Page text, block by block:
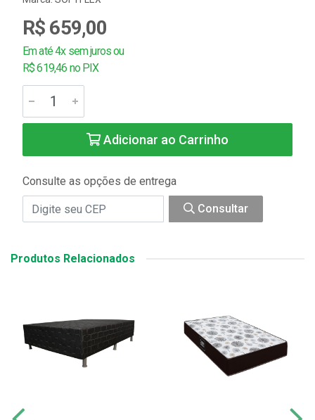
R$ 659,00
Em até 4x sem juros ou
R$ 619,46 no PIX
Adicionar ao Carrinho
Consulte as opções de entrega
Consultar
Produtos Relacionados